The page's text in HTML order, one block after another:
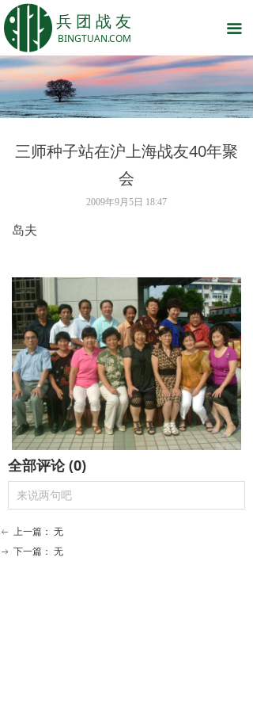
兵 团 战 友 끀
网站首页
话说兵团
战友之家
战友原创
BINGTUAN.COM
三师种子站在沪上海战友40年聚
会
岛夫
2009年9月5日 18:47
全部评论(0)
来说两句吧
ꂃ 上一篇： 无
ꁹ 下一篇： 无